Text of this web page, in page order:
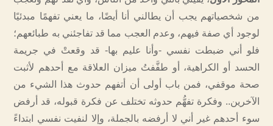
من شخصياتهم يجب أن يطالني أنا أيضًا، ما يعني تفهمًا مبدئيًا
لوجود أي صفة فيهم، وعدم العجب مما قد تفاجئني به طبائعهم؛
فلو أني ضبطت نفسي -وأنا عليم بها- قد وقعتْ في جريمة
الحسد أو الكراهية، أو طفَّفتُ ميزان العلاقة مع أحدهم لأثبت
صحة موقفي، فمن باب أولى أن أتفهم حدوث هذا الشيء من
الآخرين.. وفكرة تفهُّم حدوثه تختلف عن فكرة قبوله، قد أرفض
سوء أحدهم غير أني لا أرفضه بالجملة، وإلا لنفيت نفسي ابتداءً